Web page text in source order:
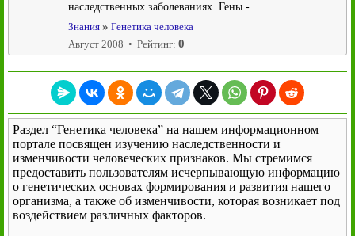
наследственных заболеваниях. Гены -...
Знания » Генетика человека
Август 2008 • Рейтинг: 0
Раздел “Генетика человека” на нашем информационном
портале посвящен изучению наследственности и
изменчивости человеческих признаков. Мы стремимся
предоставить пользователям исчерпывающую информацию
о генетических основах формирования и развития нашего
организма, а также об изменчивости, которая возникает под
воздействием различных факторов.